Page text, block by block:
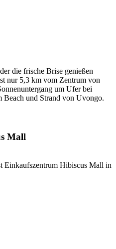
die frische Brise genießen
nur 5,3 km vom Zentrum von
um Ufer bei
Beach und Strand von Uvongo.
Mall
Einkaufszentrum Hibiscus Mall in